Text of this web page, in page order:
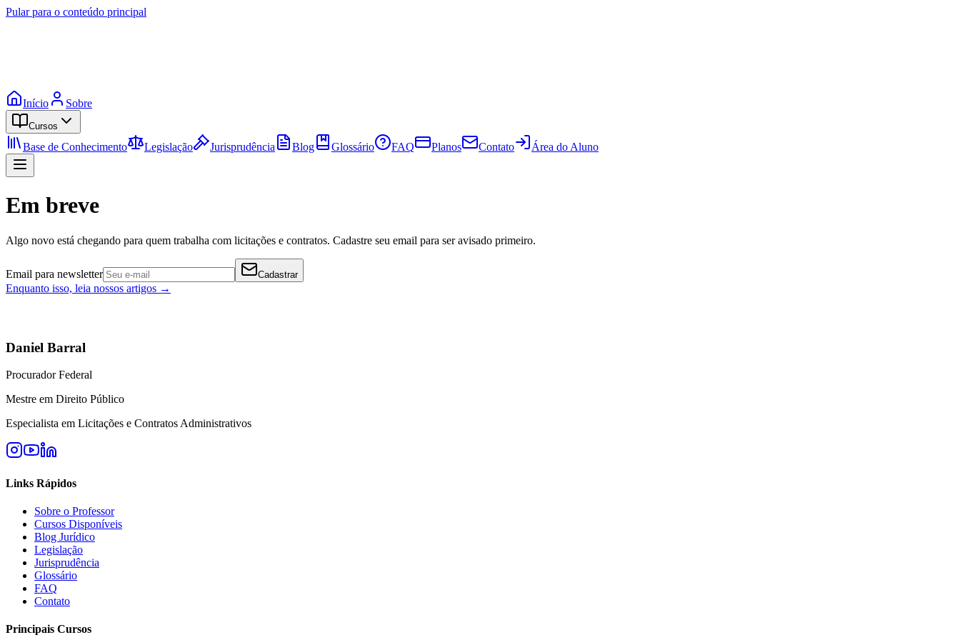
Pular para o conteúdo principal
Início Sobre
Cursos
Base de Conhecimento Legislação Jurisprudência Blog Glossário FAQ Planos Contato Área do Aluno
Em breve
Algo novo está chegando para quem trabalha com licitações e contratos. Cadastre seu email para ser avisado primeiro.
Email para newsletter Cadastrar
Enquanto isso, leia nossos artigos →
Daniel Barral
Procurador Federal
Mestre em Direito Público
Especialista em Licitações e Contratos Administrativos
Links Rápidos
Sobre o Professor
Cursos Disponíveis
Blog Jurídico
Legislação
Jurisprudência
Glossário
FAQ
Contato
Principais Cursos